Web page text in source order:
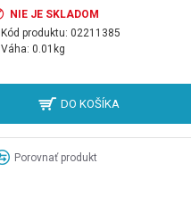
NIE JE SKLADOM
Kód produktu: 02211385
Váha: 0.01kg
DO KOŠÍKA
Porovnať produkt